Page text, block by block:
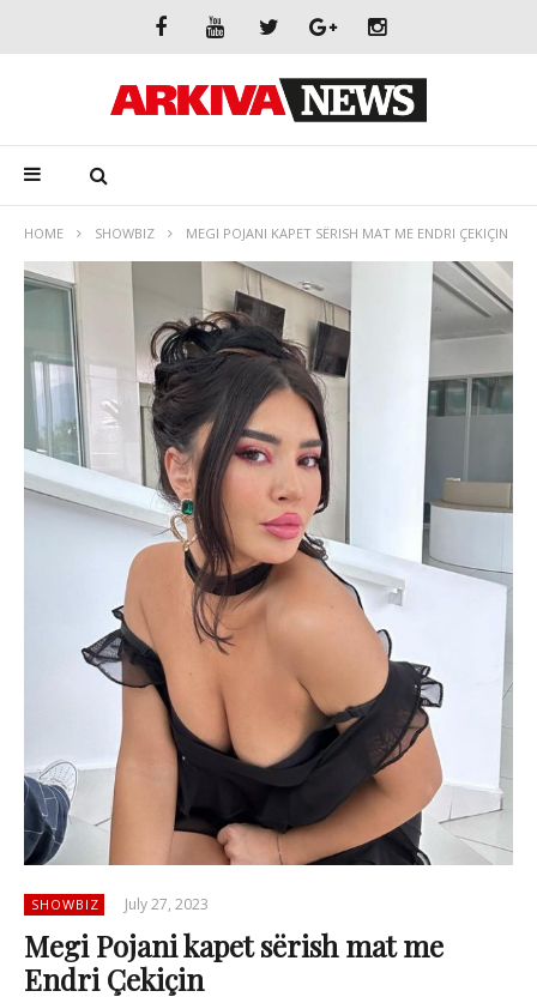
HOME SHOWBIZ MEGI POJANI KAPET SËRISH MAT ME ENDRI ÇEKIÇIN
SHOWBIZ July 27, 2023
Megi Pojani kapet sërish mat me
Endri Çekiçin